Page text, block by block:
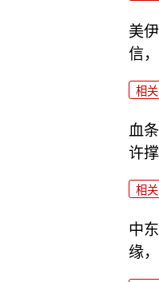
美
信
相关
血
许
相关
中
缘